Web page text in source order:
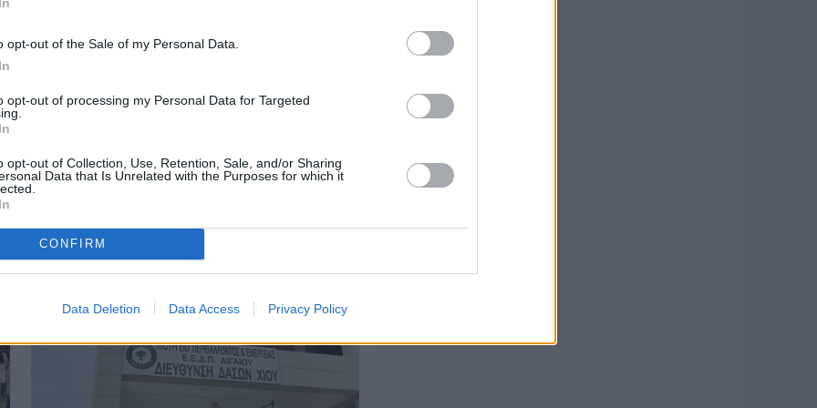
opt-out of the Sale of my Personal Data.
opt-out of processing my Personal Data for Targeted
opt-out of Collection, Use, Retention, Sale, and/or Sharing
Data that Is Unrelated with the Purposes for which it
CONFIRM
Data Deletion Data Access Privacy Policy
Πριν 4 ημέρες
Αδειάζουν τα νησιά – Το δημογραφικό στο
«κόκκινο»